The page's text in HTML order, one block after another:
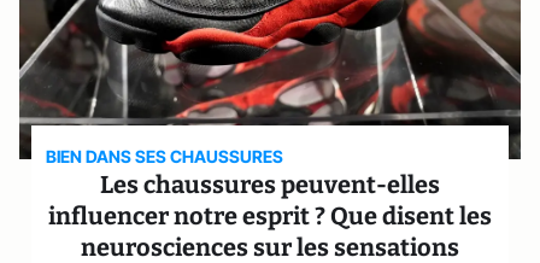
BIEN DANS SES CHAUSSURES
Les chaussures peuvent-elles
influencer notre esprit ? Que disent les
neurosciences sur les sensations